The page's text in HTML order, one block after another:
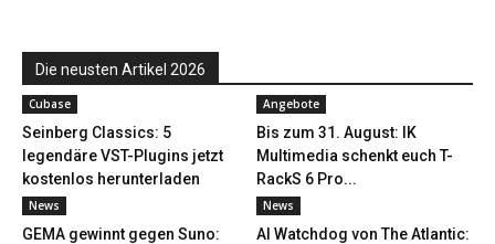
Die neusten Artikel 2026
Cubase
Seinberg Classics: 5
legendäre VST-Plugins jetzt
kostenlos herunterladen
Angebote
Bis zum 31. August: IK
Multimedia schenkt euch T-
RackS 6 Pro...
News
GEMA gewinnt gegen Suno:
News
AI Watchdog von The Atlantic: